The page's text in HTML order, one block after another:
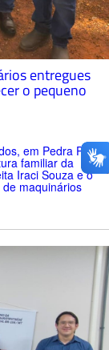
entregues
o pequeno
em Pedra Preta,
familiar da
Iraci Souza e o
maquinários